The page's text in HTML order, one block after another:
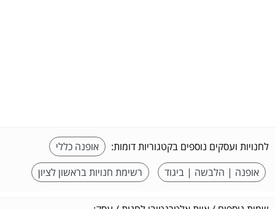
לחנויות ועסקים נוספים בקטגוריות דומות:
אופנה כללי
אופנה | הלבשה | ביגוד
רשימת חנויות בראשון לציון